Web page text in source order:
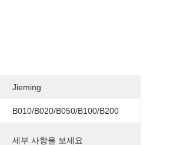
Jieming
B010/B020/B050/B100/B200
세부 사항을 보세요